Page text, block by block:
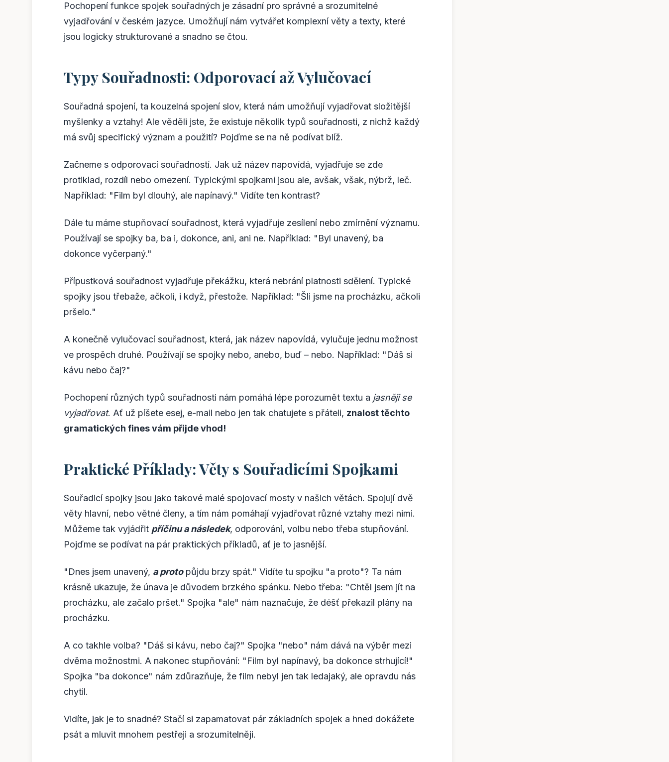
Pochopení funkce spojek souřadných je zásadní pro správné a srozumitelné
vyjadřování v českém jazyce. Umožňují nám vytvářet komplexní věty a texty, které
jsou logicky strukturované a snadno se čtou.
Typy Souřadnosti: Odporovací až Vylučovací
Souřadná spojení, ta kouzelná spojení slov, která nám umožňují vyjadřovat složitější
myšlenky a vztahy! Ale věděli jste, že existuje několik typů souřadnosti, z nichž každý
má svůj specifický význam a použití? Pojďme se na ně podívat blíž.
Začneme s odporovací souřadností. Jak už název napovídá, vyjadřuje se zde
protiklad, rozdíl nebo omezení. Typickými spojkami jsou ale, avšak, však, nýbrž, leč.
Například: "Film byl dlouhý, ale napínavý." Vidíte ten kontrast?
Dále tu máme stupňovací souřadnost, která vyjadřuje zesílení nebo zmírnění významu.
Používají se spojky ba, ba i, dokonce, ani, ani ne. Například: "Byl unavený, ba
dokonce vyčerpaný."
Přípustková souřadnost vyjadřuje překážku, která nebrání platnosti sdělení. Typické
spojky jsou třebaže, ačkoli, i když, přestože. Například: "Šli jsme na procházku, ačkoli
pršelo."
A konečně vylučovací souřadnost, která, jak název napovídá, vylučuje jednu možnost
ve prospěch druhé. Používají se spojky nebo, anebo, buď – nebo. Například: "Dáš si
kávu nebo čaj?"
Pochopení různých typů souřadnosti nám pomáhá lépe porozumět textu a jasněji se
vyjadřovat. Ať už píšete esej, e-mail nebo jen tak chatujete s přáteli, znalost těchto
gramatických fines vám přijde vhod!
Praktické Příklady: Věty s Souřadicími Spojkami
Souřadicí spojky jsou jako takové malé spojovací mosty v našich větách. Spojují dvě
věty hlavní, nebo větné členy, a tím nám pomáhají vyjadřovat různé vztahy mezi nimi.
Můžeme tak vyjádřit příčinu a následek, odporování, volbu nebo třeba stupňování.
Pojďme se podívat na pár praktických příkladů, ať je to jasnější.
"Dnes jsem unavený, a protopůjdu brzy spát." Vidíte tu spojku "a proto"? Ta nám
krásně ukazuje, že únava je důvodem brzkého spánku. Nebo třeba: "Chtěl jsem jít na
procházku, ale začalo pršet." Spojka "ale" nám naznačuje, že déšť překazil plány na
procházku.
A co takhle volba? "Dáš si kávu, nebo čaj?" Spojka "nebo" nám dává na výběr mezi
dvěma možnostmi. A nakonec stupňování: "Film byl napínavý, ba dokonce strhující!"
Spojka "ba dokonce" nám zdůrazňuje, že film nebyl jen tak ledajaký, ale opravdu nás
chytil.
Vidíte, jak je to snadné? Stačí si zapamatovat pár základních spojek a hned dokážete
psát a mluvit mnohem pestřeji a srozumitelněji.